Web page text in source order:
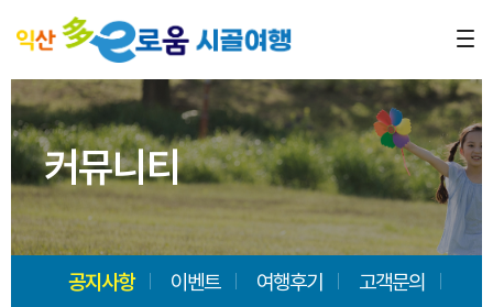
커뮤니티
공지사항 이벤트 여행후기 고객문의